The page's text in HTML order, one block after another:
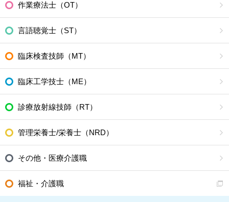
作業療法士（OT）
言語聴覚士（ST）
臨床検査技師（MT）
臨床工学技士（ME）
診療放射線技師（RT）
管理栄養士/栄養士（NRD）
その他・医療介護職
福祉・介護職